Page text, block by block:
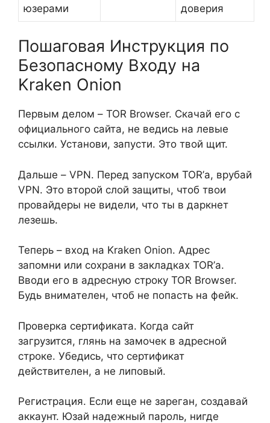
юзерами
доверия
Пошаговая Инструкция по
Безопасному Входу на
Kraken Onion
Первым делом – TOR Browser. Скачай его с
официального сайта, не ведись на левые
ссылки. Установи, запусти. Это твой щит.
Дальше – VPN. Перед запуском TOR’а, врубай
VPN. Это второй слой защиты, чтоб твои
провайдеры не видели, что ты в даркнет
лезешь.
Теперь – вход на Kraken Onion. Адрес
запомни или сохрани в закладках TOR’а.
Вводи его в адресную строку TOR Browser.
Будь внимателен, чтоб не попасть на фейк.
Проверка сертификата. Когда сайт
загрузится, глянь на замочек в адресной
строке. Убедись, что сертификат
действителен, а не липовый.
Регистрация. Если еще не зареган, создавай
аккаунт. Юзай надежный пароль, нигде